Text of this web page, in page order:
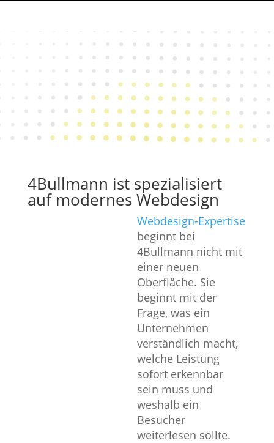
4Bullmann ist spezialisiert
auf modernes Webdesign
Webdesign-Expertise
beginnt bei
4Bullmann nicht mit
einer neuen
Oberfläche. Sie
beginnt mit der
Frage, was ein
Unternehmen
verständlich macht,
welche Leistung
sofort erkennbar
sein muss und
weshalb ein
Besucher
weiterlesen sollte.